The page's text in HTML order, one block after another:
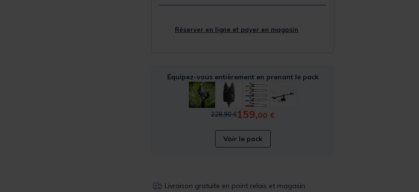
Réserver en ligne et payer en magasin
Équipez-vous entièrement en prenant le pack
Price reduced from
228,90 €to159,00 €
Voir le pack
Livraison gratuite en point relais et magasin